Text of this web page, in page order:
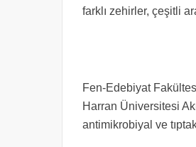
farklı zehirler, çeşitli
Fen-Edebiyat
Harran Üniversitesi
antimikrobiyal ve